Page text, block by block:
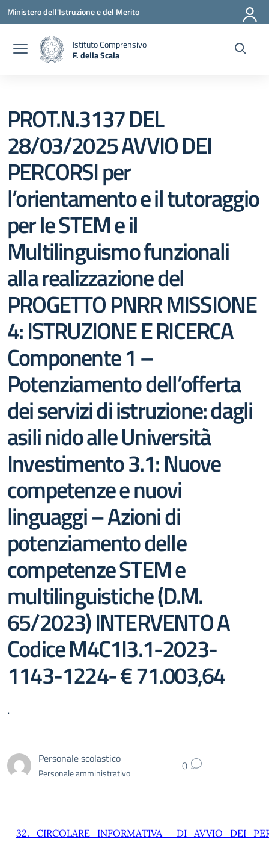
Vai ai contenuti
Vai al menu di navigazione
Vai al footer
Ministero dell'Istruzione e del Merito
Istituto Comprensivo
F. della Scala
PROT.N.3137 DEL
28/03/2025 AVVIO DEI
PERCORSI per
l’orientamento e il tutoraggio
per le STEM e il
Multilinguismo funzionali
alla realizzazione del
PROGETTO PNRR MISSIONE
4: ISTRUZIONE E RICERCA
Componente 1 –
Potenziamento dell’offerta
dei servizi di istruzione: dagli
asili nido alle Università
Investimento 3.1: Nuove
competenze e nuovi
linguaggi – Azioni di
potenziamento delle
competenze STEM e
multilinguistiche (D.M.
65/2023) INTERVENTO A
Codice M4C1I3.1-2023-
1143-1224- € 71.003,64
.
Personale scolastico
Personale amministrativo 0